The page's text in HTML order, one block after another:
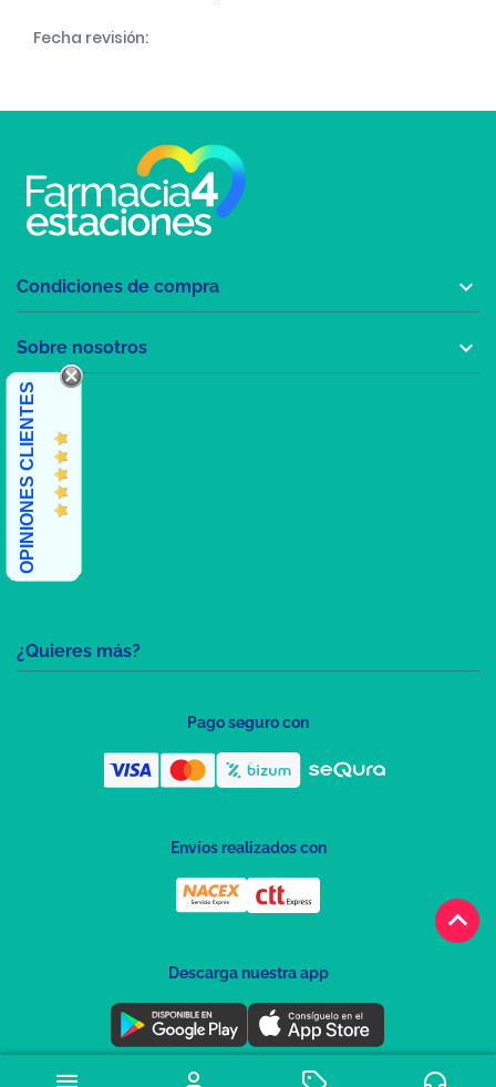
Fecha revisión:
keyboard_arrow_up
¿Quieres más?
Condiciones de compra 
Sobre nosotros 
OPINIONES CLIENTES
Pago seguro con
Envíos realizados con
Descarga nuestra app